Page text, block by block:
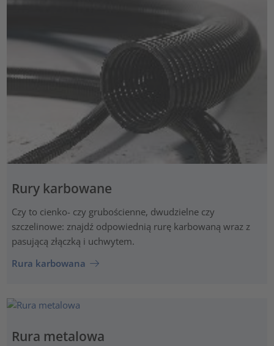
Rury karbowane
Czy to cienko- czy grubościenne, dwudzielne czy
szczelinowe: znajdź odpowiednią rurę karbowaną wraz z
pasującą złączką i uchwytem.
Rura karbowana
Rura metalowa